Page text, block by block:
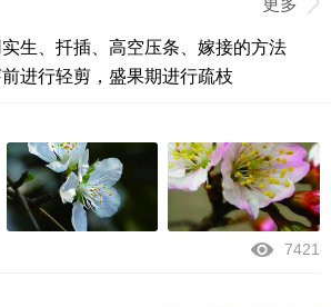
更多
生、扦插、高空压条、嫁接的方法
进行轻剪，盛果期进行疏枝
7421